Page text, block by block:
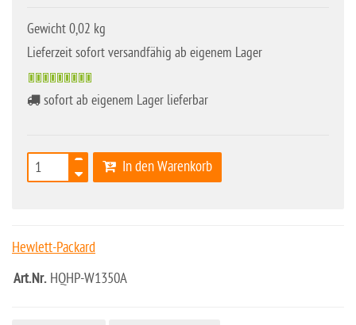
Gewicht 0,02 kg
Lieferzeit sofort versandfähig ab eigenem Lager
sofort ab eigenem Lager lieferbar
In den Warenkorb
Hewlett-Packard
Art.Nr. HQHP-W1350A